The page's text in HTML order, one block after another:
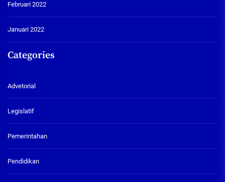
Februari 2022
Januari 2022
Categories
Advetorial
Legislatif
Pemerintahan
Pendidikan